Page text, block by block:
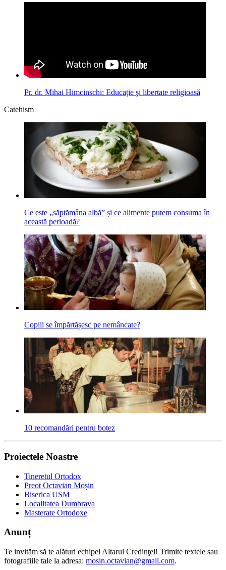
Pr. dr. Mihai Himcinschi: Educaţie şi libertate religioasă
Catehism
Ce este „săptămâna albă” și ce alimente putem consuma în
această perioadă?
Copiii se împărtășesc pe nemâncate?
10 recomandări pentru botez
Proiectele Noastre
Tineretul Ortodox
Preot Octavian Moșin
Biserica USM
Localitatea Dumbrava
Masterate Ortodoxe
Anunț
Te invităm să te alături echipei Altarul Credinţei! Trimite textele sau
fotografiile tale la adresa: mosin.octavian@gmail.com.